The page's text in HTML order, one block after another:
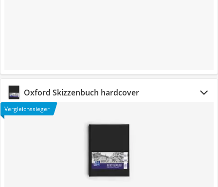
Oxford Skizzenbuch hardcover
Vergleichssieger